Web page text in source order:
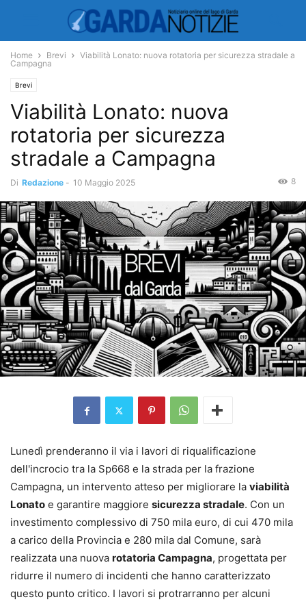
Home Brevi
Viabilità Lonato: nuova rotatoria per sicurezza stradale a
Campagna
Brevi
Viabilità Lonato: nuova
rotatoria per sicurezza
stradale a Campagna
Di Redazione - 10 Maggio 2025 8
Lunedì prenderanno il via i lavori di riqualificazione
dell'incrocio tra la Sp668 e la strada per la frazione
Campagna, un intervento atteso per migliorare la viabilità
Lonato e garantire maggiore sicurezza stradale. Con un
investimento complessivo di 750 mila euro, di cui 470 mila
a carico della Provincia e 280 mila dal Comune, sarà
realizzata una nuova rotatoria Campagna, progettata per
ridurre il numero di incidenti che hanno caratterizzato
questo punto critico. I lavori si protrarranno per alcuni